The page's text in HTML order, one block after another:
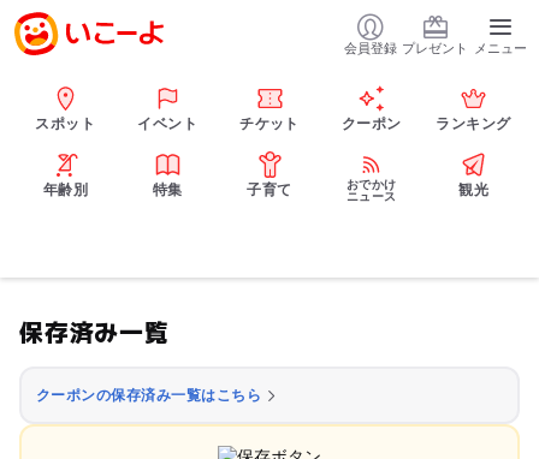
会員登録 プレゼント メニュー
スポット イベント チケット クーポン ランキング
年齢別 特集 子育て
おでかけ
ニュース
観光
保存済み一覧
クーポンの保存済み一覧はこちら